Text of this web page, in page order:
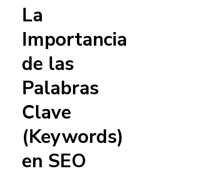
La
Importancia
de las
Palabras
Clave
(Keywords)
en SEO